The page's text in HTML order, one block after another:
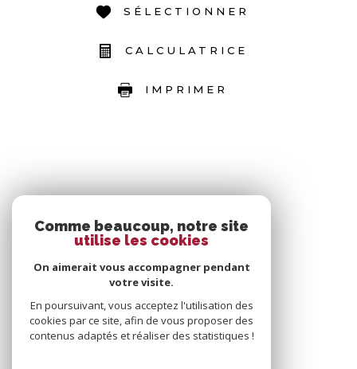
SÉLECTIONNER
CALCULATRICE
IMPRIMER
Comme beaucoup, notre site
utilise les cookies
On aimerait vous accompagner pendant
votre visite.
En poursuivant, vous acceptez l'utilisation des
cookies par ce site, afin de vous proposer des
contenus adaptés et réaliser des statistiques !